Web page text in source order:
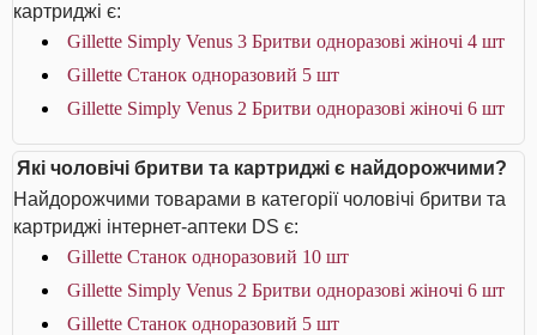
картриджі є:
Gillette Simply Venus 3 Бритви одноразові жіночі 4 шт
Gillette Станок одноразовий 5 шт
Gillette Simply Venus 2 Бритви одноразові жіночі 6 шт
Які чоловічі бритви та картриджі є найдорожчими?
Найдорожчими товарами в категорії чоловічі бритви та
картриджі інтернет-аптеки DS є:
Gillette Станок одноразовий 10 шт
Gillette Simply Venus 2 Бритви одноразові жіночі 6 шт
Gillette Станок одноразовий 5 шт